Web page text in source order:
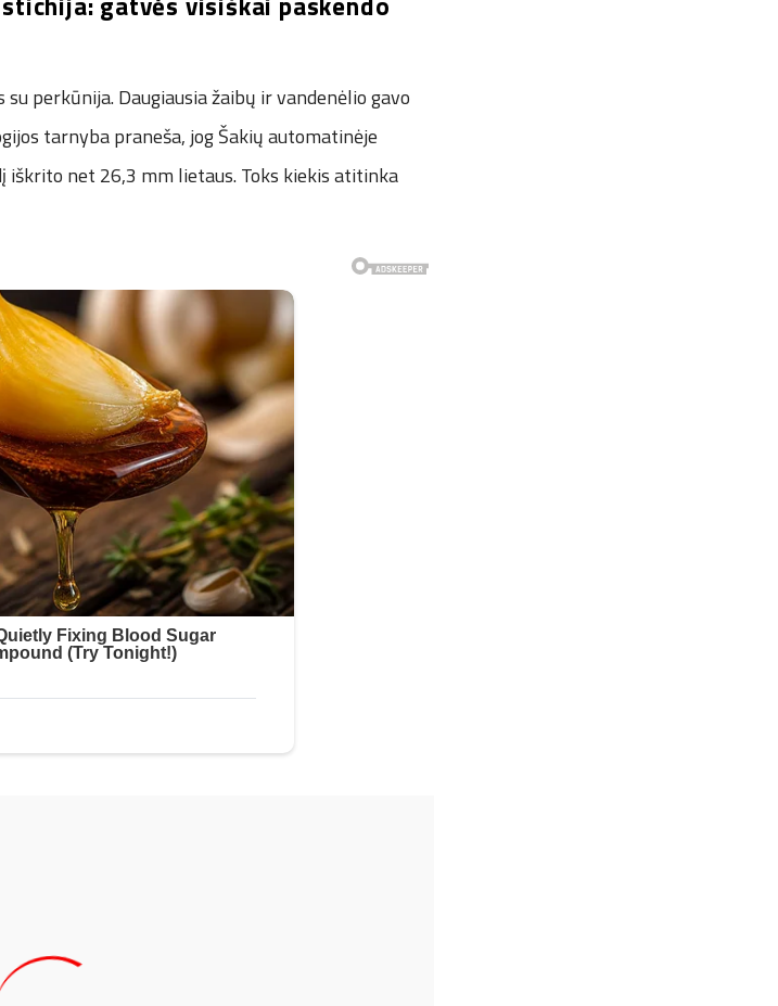
perkūnija. Daugiausia žaibų ir vandenėlio gavo
tarnyba praneša, jog Šakių automatinėje
net 26,3 mm lietaus. Toks kiekis atitinka